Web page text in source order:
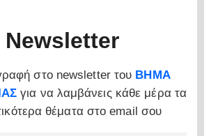
Newsletter
στο newsletter του ΒΗΜΑ
για να λαμβάνεις κάθε μέρα τα
θέματα στο email σου